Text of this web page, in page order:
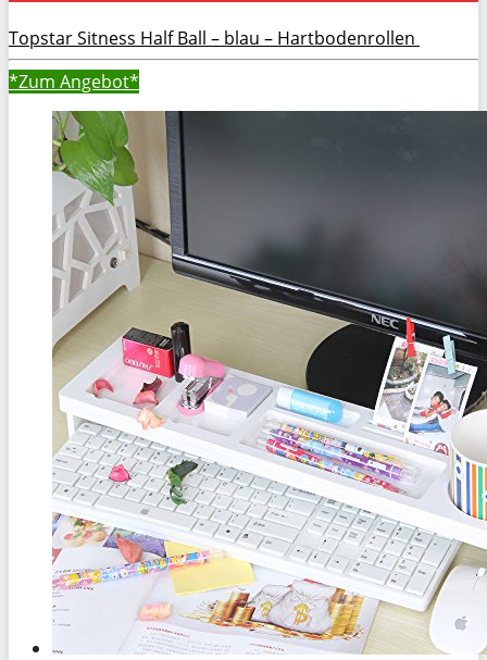
Topstar Sitness Half Ball – blau – Hartbodenrollen
*Zum Angebot*